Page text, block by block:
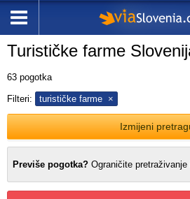
Turističke farme
63 pogotka
Filteri: turističke farme
Izmijeni
Previše pogotka? Ograničite pretraživanje